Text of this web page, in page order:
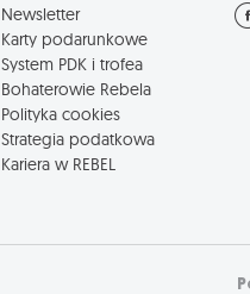
Newsletter
Karty podarunkowe
System PDK i trofea
Bohaterowie Rebela
Polityka cookies
Strategia podatkowa
Kariera w REBEL